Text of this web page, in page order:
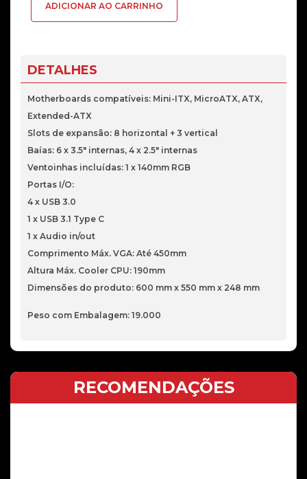
Extended-
RGB
Branca
ADICIONAR AO CARRINHO
DETALHES
Motherboards compatíveis: Mini-ITX, MicroATX, ATX,
Extended-ATX
Slots de expansão: 8 horizontal + 3 vertical
Baías: 6 x 3.5″ internas, 4 x 2.5″ internas
Ventoinhas incluídas: 1 x 140mm RGB
Portas I/O:
4 x USB 3.0
1 x USB 3.1 Type C
1 x Audio in/out
Comprimento Máx. VGA: Até 450mm
Altura Máx. Cooler CPU: 190mm
Dimensões do produto: 600 mm x 550 mm x 248 mm
Peso com Embalagem: 19.000
RECOMENDAÇÕES